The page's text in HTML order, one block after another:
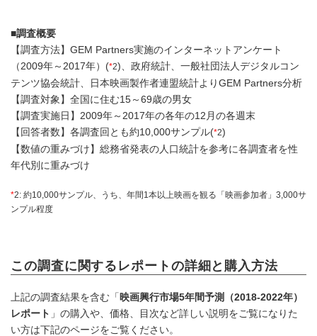
■調査概要
【調査方法】 GEM Partners実施のインターネットアンケート
（2009年～2017年）(*2)、政府統計、一般社団法人デジタルコン
テンツ協会統計、日本映画製作者連盟統計よりGEM Partners分析
【調査対象】全国に住む15～69歳の男女
【調査実施日】2009年～2017年の各年の12月の各週末
【回答者数】各調査回とも約10,000サンプル(*2)
【数値の重みづけ】総務省発表の人口統計を参考に各調査者を性
年代別に重みづけ
*2: 約10,000サンプル、うち、年間1本以上映画を観る「映画参加者」3,000サ
ンプル程度
この調査に関するレポートの詳細と購入方法
上記の調査結果を含む「映画興行市場5年間予測（2018-2022年）
レポート 」の購入や、価格、目次など詳しい説明をご覧になりた
い方は下記のページをご覧ください。